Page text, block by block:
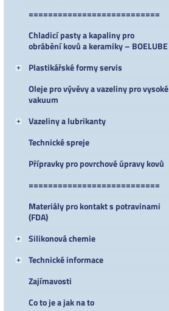
===========================
Chladicí pasty a kapaliny pro
obrábění kovů a keramiky – BOELUBE
Plastikářské formy servis
Oleje pro vývěvy a vazeliny pro vysoké
vakuum
Vazeliny a lubrikanty
Technické spreje
Přípravky pro povrchové úpravy kovů
===========================
Materiály pro kontakt s potravinami
(FDA)
Silikonová chemie
Technické informace
Zajímavosti
Co to je a jak na to